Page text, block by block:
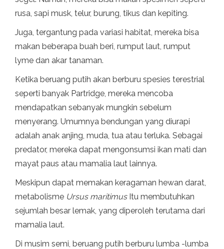
rusa, sapi musk, telur, burung, tikus dan kepiting.
Juga, tergantung pada variasi habitat, mereka bisa
makan beberapa buah beri, rumput laut, rumput
lyme dan akar tanaman.
Ketika beruang putih akan berburu spesies terestrial
seperti banyak Partridge, mereka mencoba
mendapatkan sebanyak mungkin sebelum
menyerang. Umumnya bendungan yang diurapi
adalah anak anjing, muda, tua atau terluka. Sebagai
predator, mereka dapat mengonsumsi ikan mati dan
mayat paus atau mamalia laut lainnya.
Meskipun dapat memakan keragaman hewan darat,
metabolisme Ursus maritimusItu membutuhkan
sejumlah besar lemak, yang diperoleh terutama dari
mamalia laut.
Di musim semi, beruang putih berburu lumba -lumba